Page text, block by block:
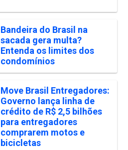
Bandeira do Brasil na
sacada gera multa?
Entenda os limites dos
condomínios
Move Brasil Entregadores:
Governo lança linha de
crédito de R$ 2,5 bilhões
para entregadores
comprarem motos e
bicicletas